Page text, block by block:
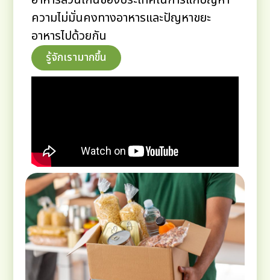
ความไม่มั่นคงทางอาหารและปัญหาขยะ
อาหารไปด้วยกัน
รู้จักเรามากขึ้น